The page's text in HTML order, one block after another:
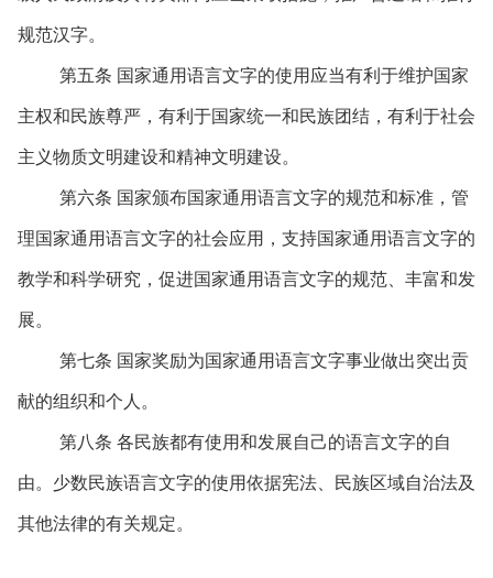
规范汉字。
第五条 国家通用语言文字的使用应当有利于维护国家
主权和民族尊严，有利于国家统一和民族团结，有利于社会
主义物质文明建设和精神文明建设。
第六条 国家颁布国家通用语言文字的规范和标准，管
理国家通用语言文字的社会应用，支持国家通用语言文字的
教学和科学研究，促进国家通用语言文字的规范、丰富和发
展。
第七条 国家奖励为国家通用语言文字事业做出突出贡
献的组织和个人。
第八条 各民族都有使用和发展自己的语言文字的自
由。少数民族语言文字的使用依据宪法、民族区域自治法及
其他法律的有关规定。